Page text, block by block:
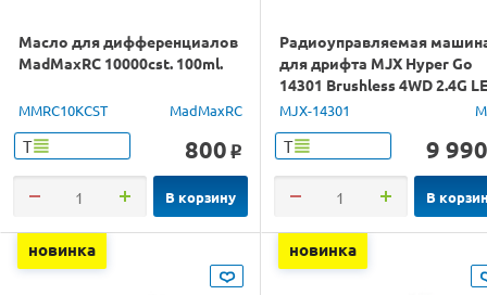
Масло для дифференциалов
MadMaxRC 10000cst. 100ml.
MMRC10KCST MadMaxRC
Т 800 o
В корзину
Радиоуправляемая
для дрифта MJX Hyper Go
14301 Brushless 4WD 2.4G
1/14 RTR
MJX-14301
Т 9 990
В
новинка новинка